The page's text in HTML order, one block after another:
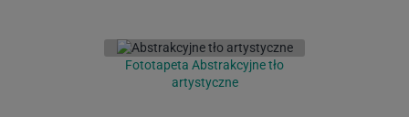
Fototapeta Abstrakcyjne tło
artystyczne